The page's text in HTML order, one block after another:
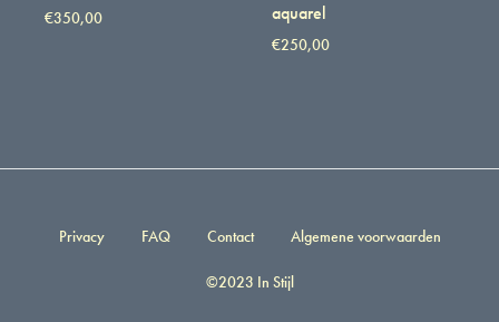
€350,00
aquarel
€250,00
©2023 In Stijl
Privacy FAQ Contact Algemene voorwaarden